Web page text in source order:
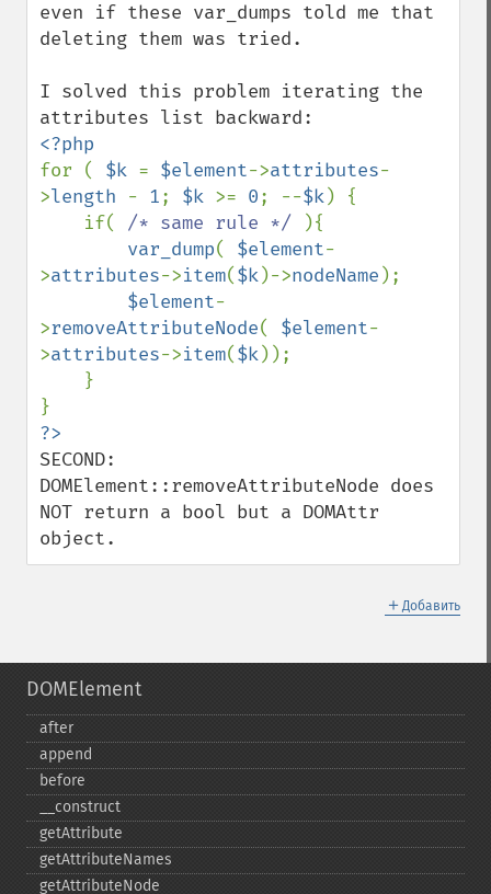
even if these var_dumps told me that
deleting them was tried.
I solved this problem iterating the
for ( $k = $element->attributes-
>length - 1; $k >= 0; --$k) {
    if(
/* same rule */
){
var_dump( $element-
>attributes->item($k)->nodeName );
$element-
>removeAttributeNode( $element-
>attributes->item($k));
SECOND:
DOMElement::removeAttributeNode does
NOT return a bool but a DOMAttr
object.
＋ Добавить
DOMElement
after
append
before
_​_​construct
getAttribute
getAttributeNames
getAttributeNode